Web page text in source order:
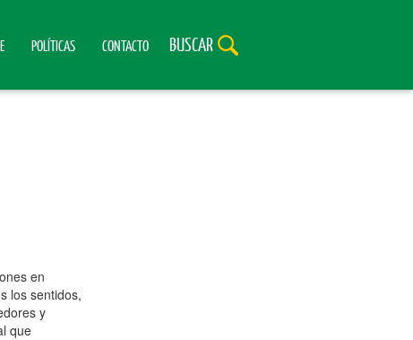
POLÍTICAS CONTACTO BUSCAR
en
los sentidos,
y
que